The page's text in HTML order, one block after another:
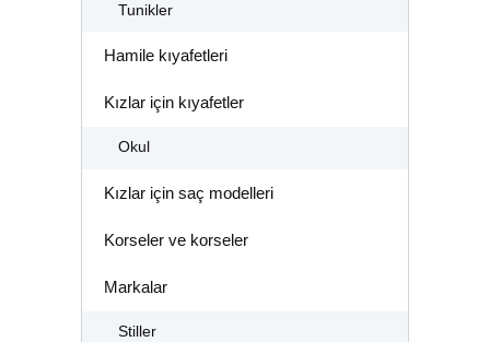
Tunikler
Hamile kıyafetleri
Kızlar için kıyafetler
Okul
Kızlar için saç modelleri
Korseler ve korseler
Markalar
Stiller